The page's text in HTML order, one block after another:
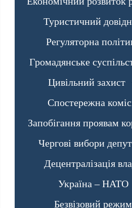
Туристичний
Регуляторна
Громадянське
Цивільний захист
Спостережна
Запобігання проявам
Чергові вибори
Децентралізація
Україна – НАТО
Безвізовий режим